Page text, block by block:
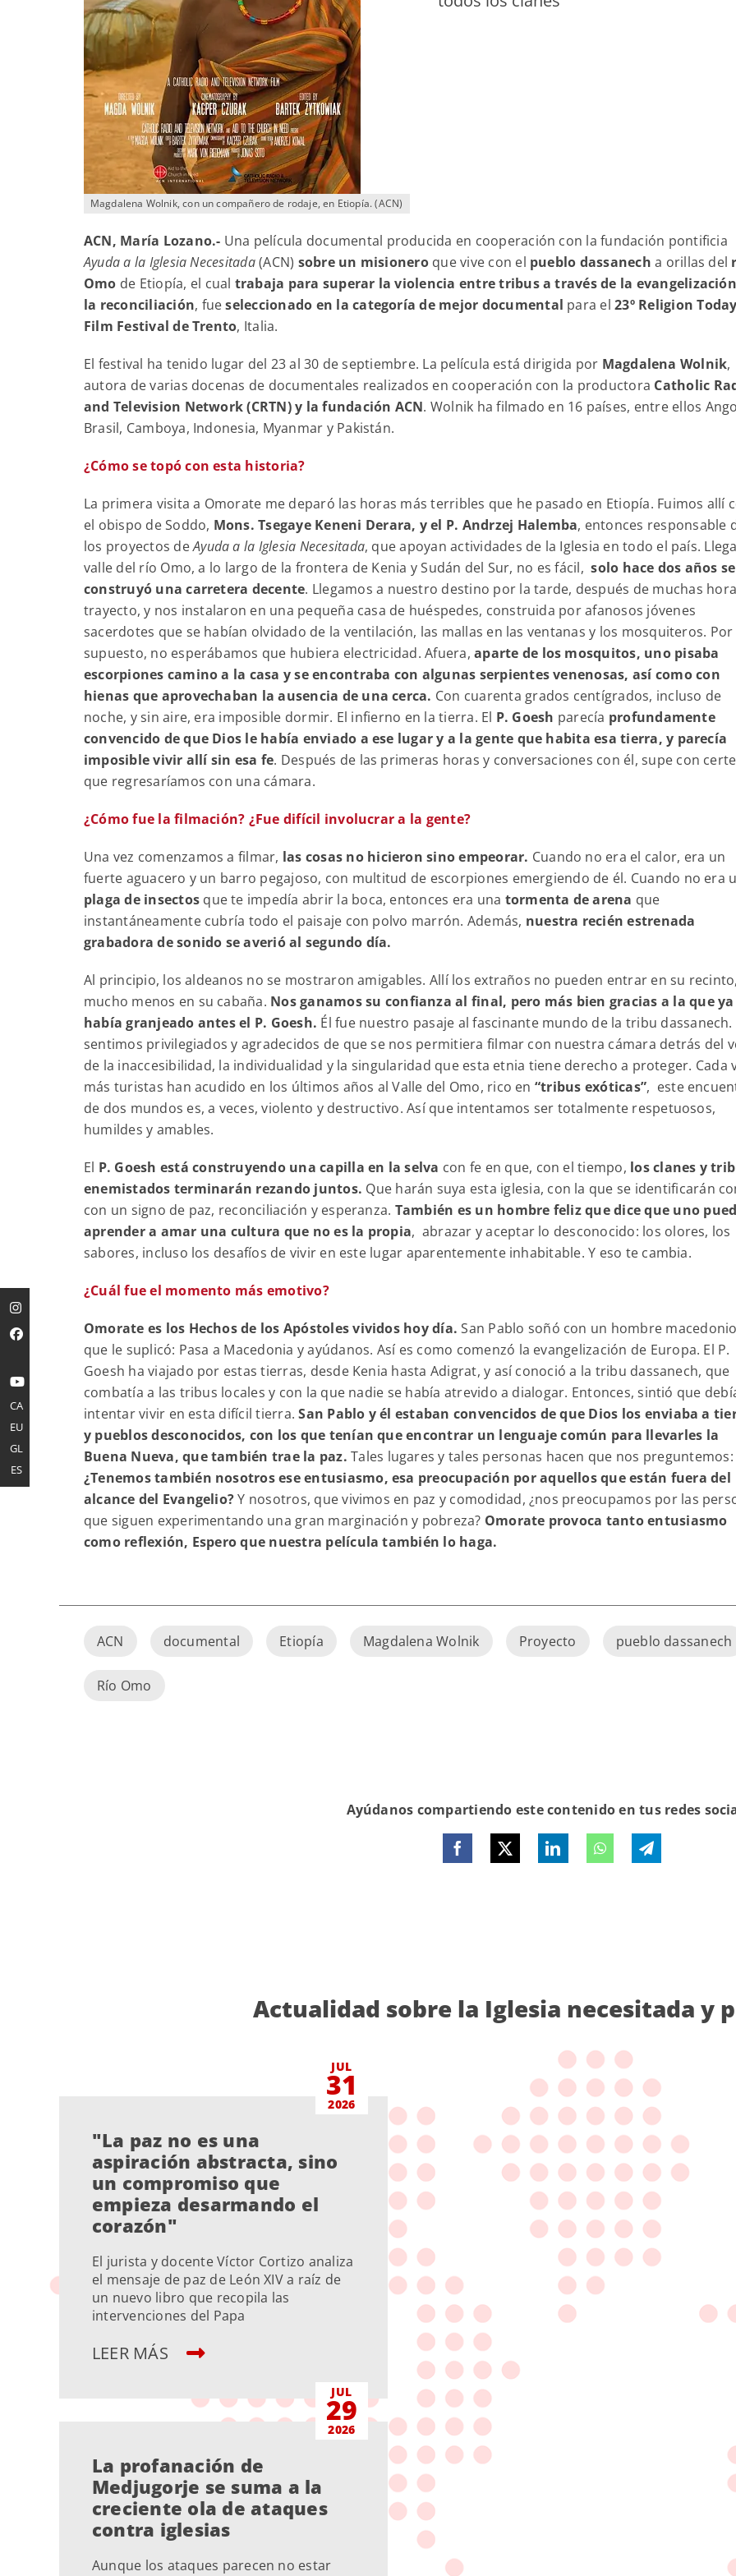
Magdalena Wolnik, con un compañero de rodaje, en Etiopía. (ACN)
ACN, María Lozano.- Una película documental producida en cooperación con la fundación pontificia
Ayuda a la Iglesia Necesitada(ACN) sobre un misioneroque vive con el pueblo dassanech a orillas del
Omo de Etiopía, el cual trabaja para superar la violencia entre tribus a través de la
la reconciliación, fueseleccionado en la categoría de mejor documental para el23º Religion Today
Film Festival de Trento, Italia.
El festival ha tenido lugar del 23 al 30 de septiembre. La película está dirigida por Magdalena Wolnik,
autora de varias docenas de documentales realizados en cooperación con la productora Catholic
and Television Network (CRTN) y la fundación ACN. Wolnik ha filmado en 16 países, entre ellos
Brasil, Camboya, Indonesia, Myanmar y Pakistán.
¿Cómo se topó con esta historia?
La primera visita a Omorate me deparó las horas más terribles que he pasado en Etiopía. Fuimos allí
el obispo de Soddo, Mons. Tsegaye Keneni Derara, y el P. Andrzej Halemba, entonces responsable
los proyectos deAyuda a la Iglesia Necesitada, que apoyan actividades de la Iglesia en todo el país.
valle del río Omo, a lo largo de la frontera de Kenia y Sudán del Sur, no es fácil,solo hace dos años se
construyó una carretera decente. Llegamos a nuestro destino por la tarde, después de muchas
trayecto, y nos instalaron en una pequeña casa de huéspedes, construida por afanosos jóvenes
sacerdotes que se habían olvidado de la ventilación, las mallas en las ventanas y los mosquiteros. Por
supuesto, no esperábamos que hubiera electricidad. Afuera,aparte de los mosquitos, uno pisaba
escorpiones camino a la casa y se encontraba con algunas serpientes venenosas, así como con
hienas que aprovechaban la ausencia de una cerca. Con cuarenta grados centígrados, incluso de
noche, y sin aire, era imposible dormir. El infierno en la tierra. El P. Goesh parecía profundamente
convencido de que Dios le había enviado a ese lugar y a la gente que habita esa tierra, y parecía
imposible vivir allí sin esa fe. Después de las primeras horas y conversaciones con él, supe con
que regresaríamos con una cámara.
¿Cómo fue la filmación? ¿Fue difícil involucrar a la gente?
Una vez comenzamos a filmar, las cosas no hicieron sino empeorar. Cuando no era el calor, era un
fuerte aguacero y un barro pegajoso, con multitud de escorpiones emergiendo de él. Cuando no era
plaga de insectos que te impedía abrir la boca, entonces era una tormenta de arena que
instantáneamente cubría todo el paisaje con polvo marrón. Además, nuestra recién estrenada
grabadora de sonido se averió al segundo día.
Al principio, los aldeanos no se mostraron amigables. Allí los extraños no pueden entrar en su
mucho menos en su cabaña. Nos ganamos su confianza al final, pero más bien gracias a la que ya
había granjeado antes el P. Goesh. Él fue nuestro pasaje al fascinante mundo de la tribu dassanech.
sentimos privilegiados y agradecidos de que se nos permitiera filmar con nuestra cámara detrás del
de la inaccesibilidad, la individualidad y la singularidad que esta etnia tiene derecho a proteger. Cada
más turistas han acudido en los últimos años al Valle del Omo, rico en “tribus exóticas”, este
de dos mundos es, a veces, violento y destructivo. Así que intentamos ser totalmente respetuosos,
humildes y amables.
El P. Goesh está construyendo una capilla en la selva con fe en que, con el tiempo, los clanes y
enemistados terminarán rezando juntos. Que harán suya esta iglesia, con la que se identificarán
con un signo de paz, reconciliación y esperanza. También es un hombre feliz que dice que uno
aprender a amar una cultura que no es la propia, abrazar y aceptar lo desconocido: los olores, los
sabores, incluso los desafíos de vivir en este lugar aparentemente inhabitable. Y eso te cambia.
¿Cuál fue el momento más emotivo?
Omorate es los Hechos de los Apóstoles vividos hoy día. San Pablo soñó con un hombre macedonio
que le suplicó: Pasa a Macedonia y ayúdanos. Así es como comenzó la evangelización de Europa. El P.
Goesh ha viajado por estas tierras, desde Kenia hasta Adigrat, y así conoció a la tribu dassanech, que
combatía a las tribus locales y con la que nadie se había atrevido a dialogar. Entonces, sintió que
intentar vivir en esta difícil tierra.San Pablo y él estaban convencidos de que Dios los enviaba a
y pueblos desconocidos, con los que tenían que encontrar un lenguaje común para llevarles la
Buena Nueva, que también trae la paz. Tales lugares y tales personas hacen que nos preguntemos:
¿Tenemos también nosotros ese entusiasmo, esa preocupación por aquellos que están fuera del
alcance del Evangelio?Y nosotros, que vivimos en paz y comodidad, ¿nos preocupamos por las
que siguen experimentando una gran marginación y pobreza? Omorate provoca tanto entusiasmo
como reflexión, Espero que nuestra película también lo haga.
ACN documental Etiopía Magdalena Wolnik Proyecto pueblo dassanech
Río Omo
Ayúdanos compartiendo este contenido en tus redes
Actualidad sobre la Iglesia necesitada y
JUL
31
2026
"La paz no es una
aspiración abstracta, sino
un compromiso que
empieza desarmando el
corazón"
El jurista y docente Víctor Cortizo analiza
el mensaje de paz de León XIV a raíz de
un nuevo libro que recopila las
intervenciones del Papa
LEER MÁS
JUL
29
2026
La profanación de
Medjugorje se suma a la
creciente ola de ataques
contra iglesias
Aunque los ataques parecen no estar
CA
EU
GL
ES